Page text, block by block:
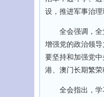
设，推进军事治理
全会强调，全党
增强党的政治领
要坚持和加强党
港、澳门长期繁
全会指出，学习